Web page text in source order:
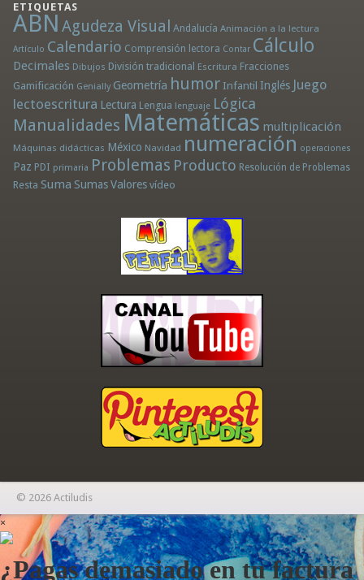
ETIQUETAS
ABN Agudeza Visual Andalucía Animación a la lectura
Artículo Calendario Comprensión lectora Contar Cálculo
Decimales Dibujos División tradicional Escritura Fracciones
Gamificación Genially Geometría humor Infantil Inglés Juego
lectoescritura Lectura Lengua lenguaje Lógica
Manualidades Matemáticas multiplicación
Máquinas didácticas México Navidad numeración operaciones
Paz PDI primaria Problemas Producto Resolución de Problemas
Resta Suma Sumas Valores vídeo
© 2026 Actiludis
×
¿Pagas demasiado en tu factura